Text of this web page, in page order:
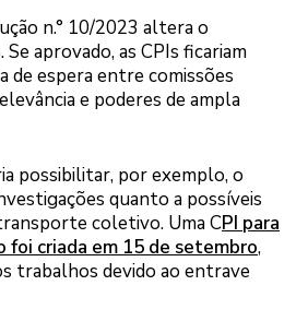
n.° 10/2023 altera o
aprovado, as CPIs ficariam
de espera entre comissões
e poderes de ampla
possibilitar, por exemplo, o
quanto a possíveis
coletivo. Uma CPI para
foi criada em 15 de setembro,
trabalhos devido ao entrave